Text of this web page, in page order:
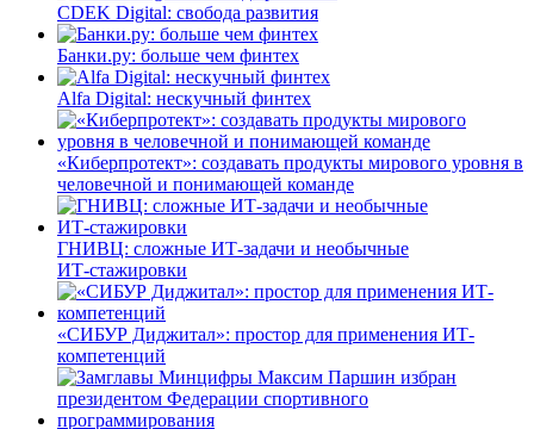
CDEK Digital: свобода развития
Банки.ру: больше чем финтех
Alfa Digital: нескучный финтех
«Киберпротект»: создавать продукты мирового уровня в
человечной и понимающей команде
ГНИВЦ: сложные ИТ‑задачи и необычные
ИТ‑стажировки
«СИБУР Диджитал»: простор для применения ИТ-
компетенций